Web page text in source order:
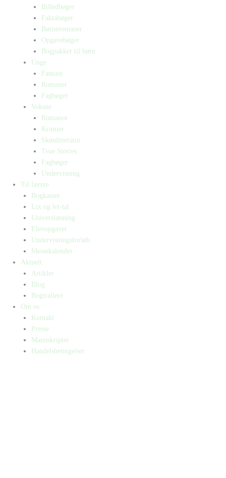
Billedbøger
Faktabøger
Børneromaner
Opgavebøger
Bogpakker til børn
Unge
Fantasy
Romaner
Fagbøger
Voksne
Romance
Krimier
Skønlitteratur
True Stories
Fagbøger
Undervisning
Til lærere
Bogkasser
Lix og let-tal
Universlæsning
Elevopgaver
Undervisningsforløb
Messekalender
Aktuelt
Artikler
Blog
Bogtrailere
Om os
Kontakt
Presse
Manuskripter
Handelsbetingelser